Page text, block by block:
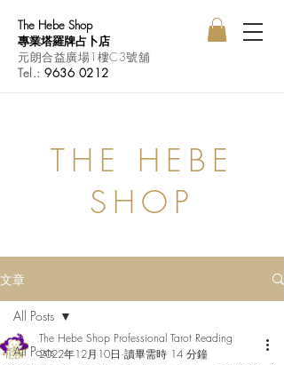
The Hebe Shop
專業塔羅牌占卜店
元朗合益廣場1樓C3號舖
Tel.:9636 0212
THE HEBE
SHOP
文章
All Posts
All Posts
The Hebe Shop Professional Tarot Reading
2022年12月10日 讀畢需時 14 分鐘